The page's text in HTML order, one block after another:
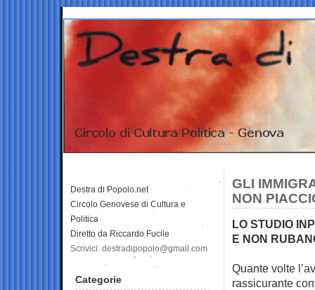
GLI
NON
LO STUDIO
E NON
Quante volte
rassicurante
Destra di Popolo.net
Circolo Genovese di Cultura e
Politica
Diretto da Riccardo Fucile
Scrivici: destradipopolo@gmail.com
Categorie